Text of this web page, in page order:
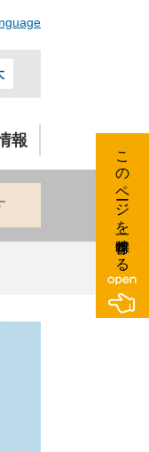
報
このページを一時保存する